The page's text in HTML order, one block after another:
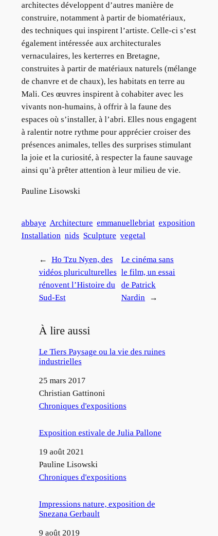
architectes développent d’autres manière de
construire, notamment à partir de biomatériaux,
des techniques qui inspirent l’artiste. Celle-ci s’est
également intéressée aux architecturales
vernaculaires, les kerterres en Bretagne,
construites à partir de matériaux naturels (mélange
de chanvre et de chaux), les habitats en terre au
Mali. Ces œuvres inspirent à cohabiter avec les
vivants non-humains, à offrir à la faune des
espaces où s’installer, à l’abri. Elles nous engagent
à ralentir notre rythme pour apprécier croiser des
présences animales, telles des surprises stimulant
la joie et la curiosité, à respecter la faune sauvage
ainsi qu’à prêter attention à leur milieu de vie.
Pauline Lisowski
abbaye Architecture emmanuellebriat exposition
Installation nids Sculpture vegetal
←
Ho Tzu Nyen, des
vidéos pluriculturelles
rénovent l’Histoire du
Sud-Est
Le cinéma sans
le film, un essai
de Patrick
Nardin
→
À lire aussi
Le Tiers Paysage ou la vie des ruines
industrielles
Date
25 mars 2017
Auteur
Christian Gattinoni
Par rapport à
Chroniques d'expositions
Exposition estivale de Julia Pallone
Date
19 août 2021
Auteur
Pauline Lisowski
Par rapport à
Chroniques d'expositions
Impressions nature, exposition de
Snezana Gerbault
Date
9 août 2019